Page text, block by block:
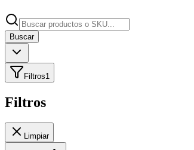
Buscar
Filtros1
Filtros
Limpiar